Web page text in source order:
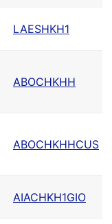
LAESHKH1
ABOCHKHH
ABOCHKHHCUS
AIACHKH1GIO